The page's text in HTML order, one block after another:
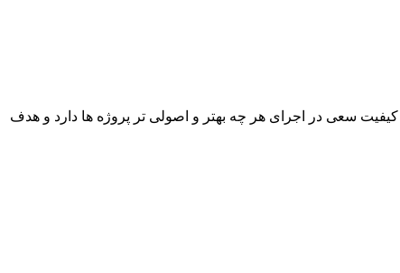
کیفیت سعی در اجرای هر چه بهتر و اصولی تر پروژه ها دارد و هدف